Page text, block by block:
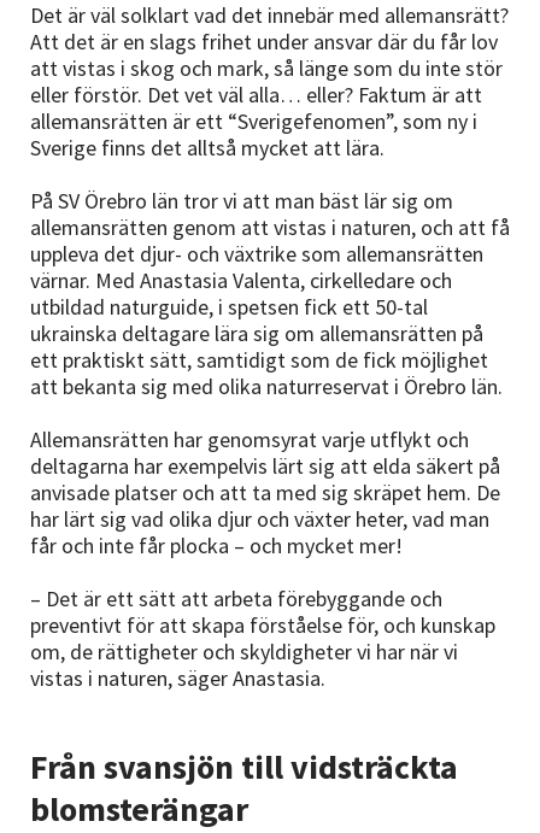
Det är väl solklart vad det innebär med allemansrätt?
Att det är en slags frihet under ansvar där du får lov
att vistas i skog och mark, så länge som du inte stör
eller förstör. Det vet väl alla… eller? Faktum är att
allemansrätten är ett “Sverigefenomen”, som ny i
Sverige finns det alltså mycket att lära.
På SV Örebro län tror vi att man bäst lär sig om
allemansrätten genom att vistas i naturen, och att få
uppleva det djur- och växtrike som allemansrätten
värnar. Med Anastasia Valenta, cirkelledare och
utbildad naturguide, i spetsen fick ett 50-tal
ukrainska deltagare lära sig om allemansrätten på
ett praktiskt sätt, samtidigt som de fick möjlighet
att bekanta sig med olika naturreservat i Örebro län.
Allemansrätten har genomsyrat varje utflykt och
deltagarna har exempelvis lärt sig att elda säkert på
anvisade platser och att ta med sig skräpet hem. De
har lärt sig vad olika djur och växter heter, vad man
får och inte får plocka – och mycket mer!
– Det är ett sätt att arbeta förebyggande och
preventivt för att skapa förståelse för, och kunskap
om, de rättigheter och skyldigheter vi har när vi
vistas i naturen, säger Anastasia.
Från svansjön till vidsträckta
blomsterängar